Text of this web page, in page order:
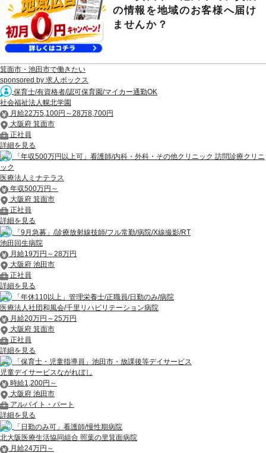
の情報を地域のお客様へ届け
ませんか？
箕面市・池田市で働きたい
sponsored by 求人ボックス
保育士/有資格者/認可保育園/マイカー通勤OK
社会福祉法人幌北学園
月給22万5,100円～28万8,700円
大阪府 箕面市
正社員
詳細を見る
「年収500万円以上可」看護師/内科・外科・その他クリニック 訪問診療クリニ
ック
医療法人ミナテラス
年収500万円～
大阪府 箕面市
正社員
詳細を見る
「9月急募」/診療放射線技師/フル常勤/病院/X線撮影/RT
池田回生病院
月給19万円～28万円
大阪府 池田市
正社員
詳細を見る
「年休110以上」管理栄養士/正職員/日勤のみ/病院
医療法人社団和風会/千里リハビリテーション病院
月給20万円～25万円
大阪府 箕面市
正社員
詳細を見る
「保育士・児童指導員」池田市・放課後等デイサービス
児童デイサービスながれぼし
時給1,200円～
大阪府 池田市
アルバイト・パート
詳細を見る
「日勤のみ可」看護師/慢性期病院
北大阪医療生活協同組合 照葉の里箕面病院
月給24万円～